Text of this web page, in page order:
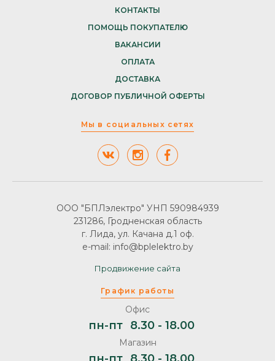
КОНТАКТЫ
ПОМОЩЬ ПОКУПАТЕЛЮ
ВАКАНСИИ
ОПЛАТА
ДОСТАВКА
ДОГОВОР ПУБЛИЧНОЙ ОФЕРТЫ
Мы в социальных сетях
График работы
Офис
пн-пт 8.30 - 18.00
Магазин
ООО "БПЛэлектро" УНП 590984939
231286, Гродненская область
г. Лида, ул. Качана д.1 оф.
e-mail: info@bplelektro.by
Продвижение сайта